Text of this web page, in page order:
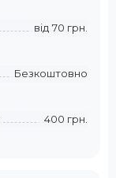
від 70 грн.
Безкоштовно
400 грн.